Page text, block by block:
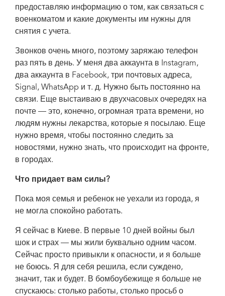
предоставляю информацию о том, как связаться с
военкоматом и какие документы им нужны для
снятия с учета.
Звонков очень много, поэтому заряжаю телефон
раз пять в день. У меня два аккаунта в Instagram,
два аккаунта в Facebook, три почтовых адреса,
Signal, WhatsApp и т. д. Нужно быть постоянно на
связи. Еще выстаиваю в двухчасовых очередях на
почте — это, конечно, огромная трата времени, но
людям нужны лекарства, которые я посылаю. Еще
нужно время, чтобы постоянно следить за
новостями, нужно знать, что происходит на фронте,
в городах.
Что придает вам силы?
Пока моя семья и ребенок не уехали из города, я
не могла спокойно работать.
Я сейчас в Киеве. В первые 10 дней войны был
шок и страх — мы жили буквально одним часом.
Сейчас просто привыкли к опасности, и я больше
не боюсь. Я для себя решила, если суждено,
значит, так и будет. В бомбоубежище я больше не
спускаюсь: столько работы, столько просьб о